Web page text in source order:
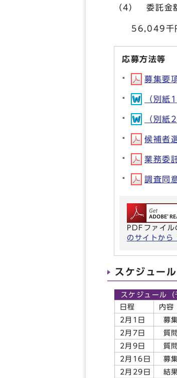
（4） 委託金
56,049千円
応募方法等
募集要
（別
（別
候補者
業務委
調査同
PDFファイ
のサイトか
スケジュール
スケジュール（
日程
内容
2月1日
募
2月7日
質
2月9日
質
2月16日
募
2月29日
結